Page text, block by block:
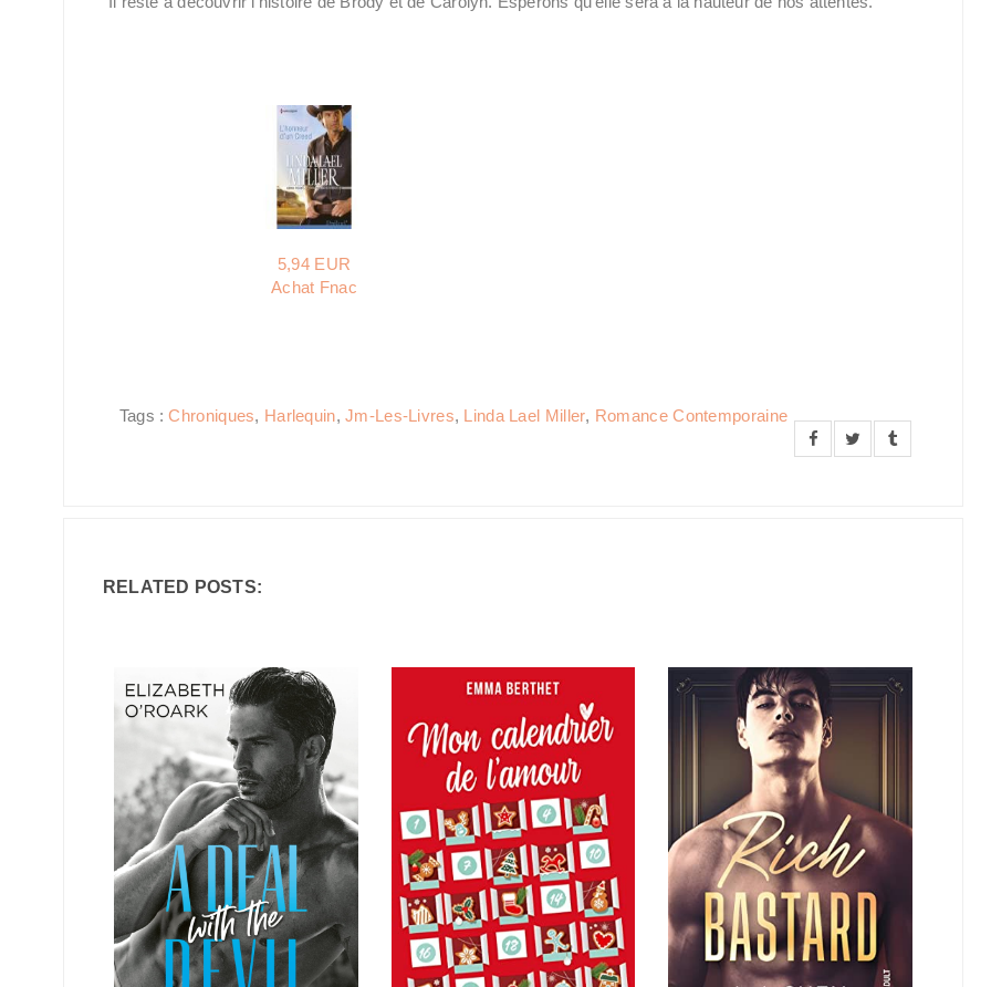
5,94 EUR
Achat Fnac
Tags :Chroniques, Harlequin,Jm-Les-Livres, Linda Lael Miller, Romance Contemporaine
RELATED POSTS: